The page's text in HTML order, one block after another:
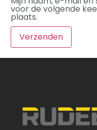
voor de volgende
plaats.